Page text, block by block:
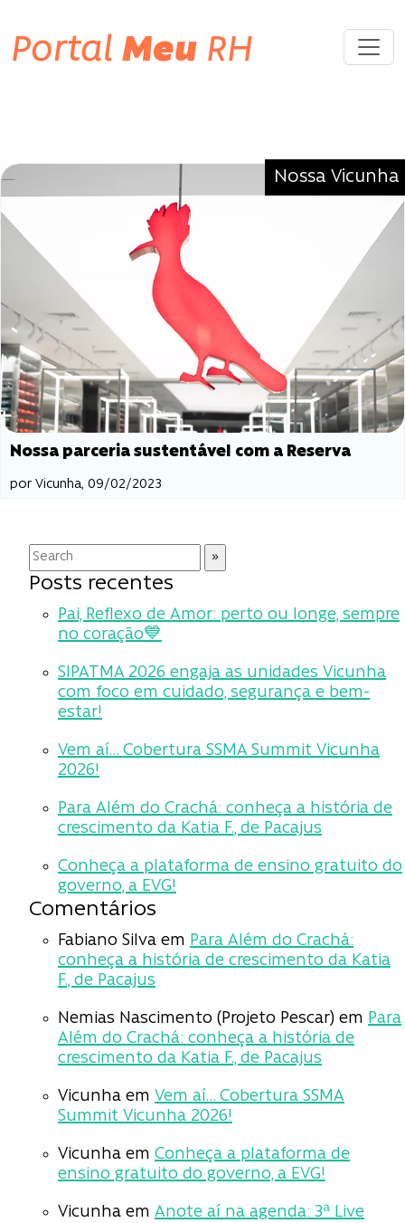
Portal Meu RH
Nossa Vicunha
Nossa parceria sustentável com a Reserva
por Vicunha, 09/02/2023
Posts recentes
Pai, Reflexo de Amor: perto ou longe, sempre
no coração💙
SIPATMA 2026 engaja as unidades Vicunha
com foco em cuidado, segurança e bem-
estar!
Vem aí… Cobertura SSMA Summit Vicunha
2026!
Para Além do Crachá: conheça a história de
crescimento da Katia F., de Pacajus
Conheça a plataforma de ensino gratuito do
governo, a EVG!
Comentários
Fabiano Silva em Para Além do Crachá:
conheça a história de crescimento da Katia
F., de Pacajus
Nemias Nascimento (Projeto Pescar) em Para
Além do Crachá: conheça a história de
crescimento da Katia F., de Pacajus
Vicunha em Vem aí… Cobertura SSMA
Summit Vicunha 2026!
Vicunha em Conheça a plataforma de
ensino gratuito do governo, a EVG!
Vicunha em Anote aí na agenda: 3ª Live